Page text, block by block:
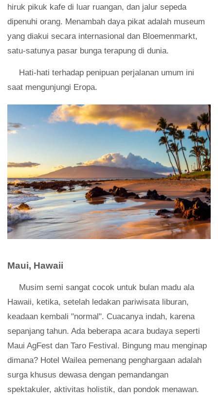
hiruk pikuk kafe di luar ruangan, dan jalur sepeda
dipenuhi orang. Menambah daya pikat adalah museum
yang diakui secara internasional dan Bloemenmarkt,
satu-satunya pasar bunga terapung di dunia.
Hati-hati terhadap penipuan perjalanan umum ini
saat mengunjungi Eropa.
Maui, Hawaii
Musim semi sangat cocok untuk bulan madu ala
Hawaii, ketika, setelah ledakan pariwisata liburan,
keadaan kembali "normal". Cuacanya indah, karena
sepanjang tahun. Ada beberapa acara budaya seperti
Maui AgFest dan Taro Festival. Bingung mau menginap
dimana? Hotel Wailea pemenang penghargaan adalah
surga khusus dewasa dengan pemandangan
spektakuler, aktivitas holistik, dan pondok menawan.